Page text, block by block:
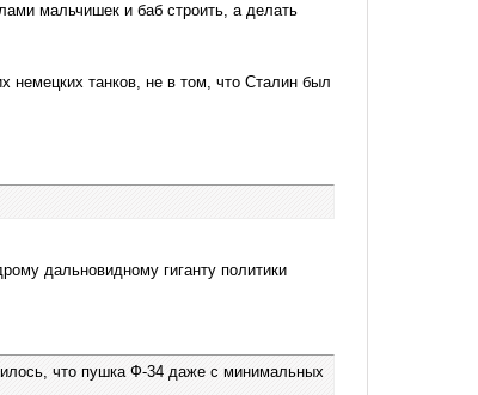
мальчишек и баб строить, а делать
немецких танков, не в том, что Сталин был
дальновидному гиганту политики
что пушка Ф-34 даже с минимальных